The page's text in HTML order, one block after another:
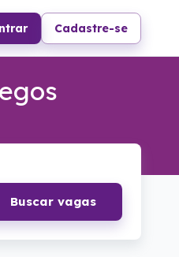
Cadastre-se
Buscar vagas